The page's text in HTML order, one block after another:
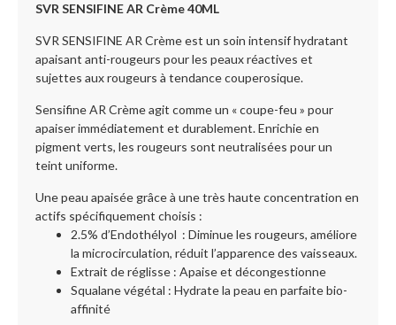
SVR SENSIFINE AR Crème 40ML
SVR SENSIFINE AR Crème est un soin intensif hydratant
apaisant anti-rougeurs pour les peaux réactives et
sujettes aux rougeurs à tendance couperosique.
Sensifine AR Crème agit comme un « coupe-feu » pour
apaiser immédiatement et durablement. Enrichie en
pigment verts, les rougeurs sont neutralisées pour un
teint uniforme.
Une peau apaisée grâce à une très haute concentration en
actifs spécifiquement choisis :
2.5% d’Endothélyol : Diminue les rougeurs, améliore
la microcirculation, réduit l’apparence des vaisseaux.
Extrait de réglisse : Apaise et décongestionne
Squalane végétal : Hydrate la peau en parfaite bio-
affinité